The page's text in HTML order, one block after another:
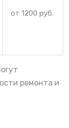
от 1200 руб.
ремонта и